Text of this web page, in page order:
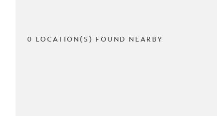
0 LOCATION(S) FOUND NEARBY